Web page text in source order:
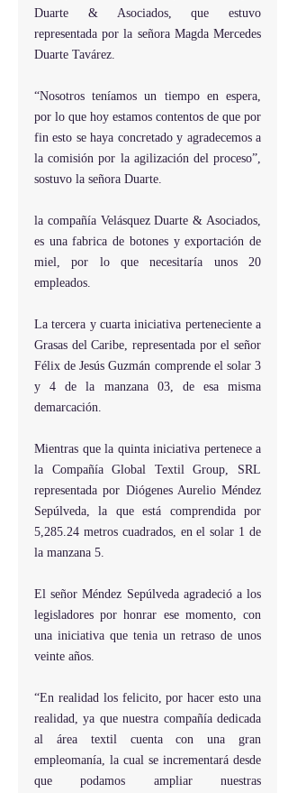
Duarte & Asociados, que estuvo
representada por la señora Magda Mercedes
Duarte Tavárez.
“Nosotros teníamos un tiempo en espera,
por lo que hoy estamos contentos de que por
fin esto se haya concretado y agradecemos a
la comisión por la agilización del proceso”,
sostuvo la señora Duarte.
la compañía Velásquez Duarte & Asociados,
es una fabrica de botones y exportación de
miel, por lo que necesitaría unos 20
empleados.
La tercera y cuarta iniciativa perteneciente a
Grasas del Caribe, representada por el señor
Félix de Jesús Guzmán comprende el solar 3
y 4 de la manzana 03, de esa misma
demarcación.
Mientras que la quinta iniciativa pertenece a
la Compañía Global Textil Group, SRL
representada por Diógenes Aurelio Méndez
Sepúlveda, la que está comprendida por
5,285.24 metros cuadrados, en el solar 1 de
la manzana 5.
El señor Méndez Sepúlveda agradeció a los
legisladores por honrar ese momento, con
una iniciativa que tenia un retraso de unos
veinte años.
“En realidad los felicito, por hacer esto una
realidad, ya que nuestra compañía dedicada
al área textil cuenta con una gran
empleomanía, la cual se incrementará desde
que podamos ampliar nuestras